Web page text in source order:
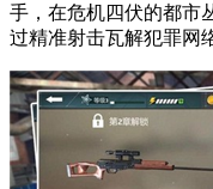
手，在危机四伏的都市
过精准射击瓦解犯罪网